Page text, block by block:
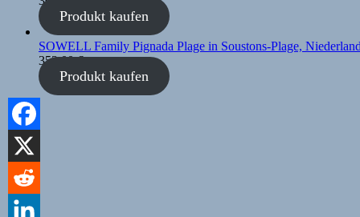
Produkt kaufen
SOWELL Family Pignada Plage in Soustons-Plage,
353,00€
Produkt kaufen